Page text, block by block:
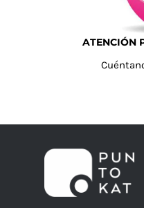
ATENCIÓN